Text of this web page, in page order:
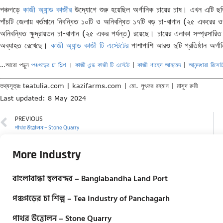
পঞ্চগড়ে কাজী অ্যান্ড কাজীরউদ্যোগে শুরু হয়েছিল অর্গানিক চায়ের চাষ। এখন এটি
পাঁচটি জেলায় বর্তমানে নিবন্ধিত ১০টি ও অনিবন্ধিত ১৭টি বড় চা-বাগান (২৫
অনিবন্ধিত ক্ষুদ্রায়তন চা-বাগান (২৫ একর পর্যন্ত) রয়েছে। চায়ের এলাকা
অব্যাহত রেখেছে। কাজী অ্যান্ড কাজী টি এস্টেটেরপাশাপাশি আরও দুটি প্রতিষ্ঠান
…আরো পড়ুন পঞ্চগড়ের চা শিল্প। কাজী এন্ড কাজী টি এস্টেট | কাজী শাহেদ আহমেদ| আনন্দধারা
তথ্যসূত্রঃ teatulia.com | kazifarms.com | মো. লুৎফর রহমান | মাসুদ রুমী
Last updated: 8 May 2024
PREVIOUS
পাথর উত্তোলন – Stone Quarry
More Industry
বাংলাবান্ধা স্থলবন্দর – Banglabandha Land Port
পঞ্চগড়ের চা শিল্প – Tea Industry of Panchagarh
পাথর উত্তোলন – Stone Quarry